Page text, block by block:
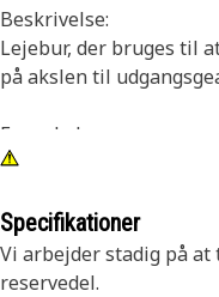
Beskrivelse:
Lejebur, der bruges til
på akslen til
Egenskaber:
Lejehus med kerneprop
Anvendelse:
Se brugermanualen,
forhandler for at få flere
Specifikationer
Vi arbejder stadig på
reservedel.